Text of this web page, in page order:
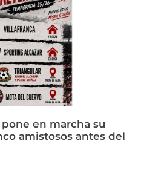
en marcha su
amistosos antes del